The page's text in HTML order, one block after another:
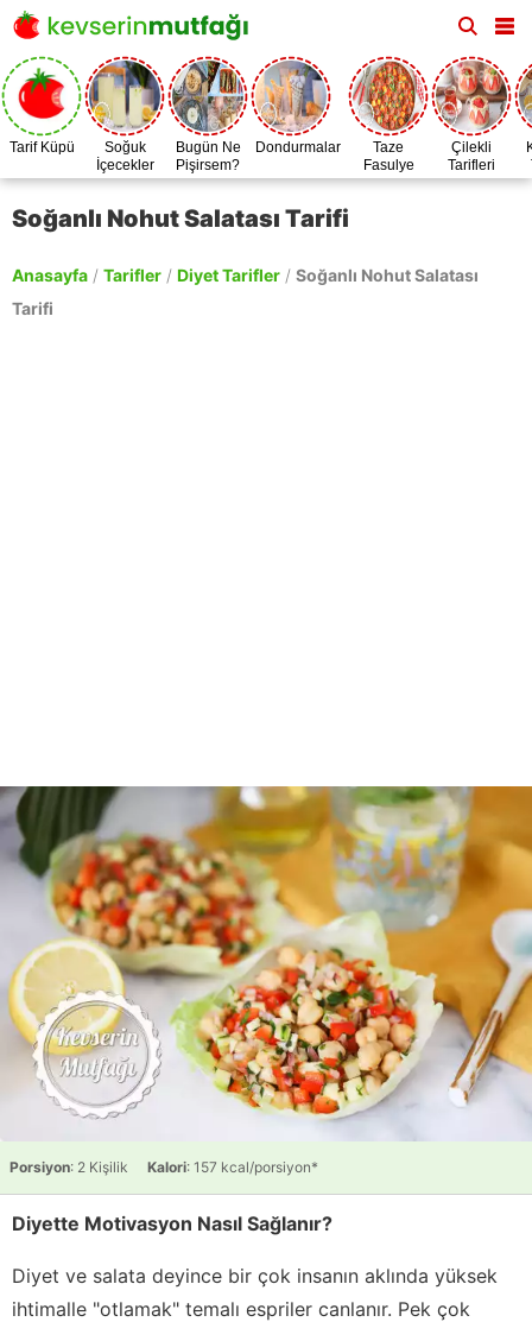
Tarif Küpü
Soğuk
İçecekler
Bugün Ne
Pişirsem?
Dondurmalar
Taze
Fasulye
Zamanı
Çilekli
Tarifleri
Soğanlı Nohut Salatası Tarifi
Anasayfa / Tarifler / Diyet Tarifler / Soğanlı Nohut Salatası
Tarifi
Porsiyon: 2 Kişilik Kalori: 157 kcal/porsiyon*
Diyette Motivasyon Nasıl Sağlanır?
Diyet ve salata deyince bir çok insanın aklında yüksek
ihtimalle "otlamak" temalı espriler canlanır. Pek çok